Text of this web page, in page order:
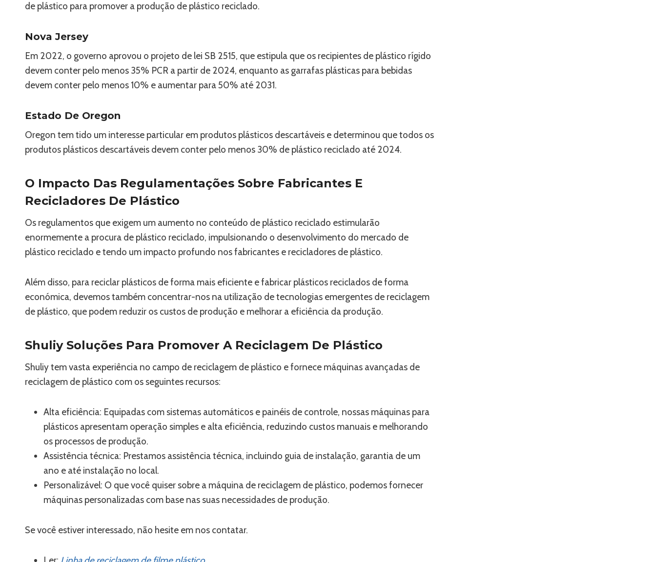
de plástico para promover a produção de plástico reciclado.
Nova Jersey
Em 2022, o governo aprovou o projeto de lei SB 2515, que estipula que os recipientes de plástico rígido
devem conter pelo menos 35% PCR a partir de 2024, enquanto as garrafas plásticas para bebidas
devem conter pelo menos 10% e aumentar para 50% até 2031.
Estado De Oregon
Oregon tem tido um interesse particular em produtos plásticos descartáveis ​​e determinou que todos os
produtos plásticos descartáveis ​​devem conter pelo menos 30% de plástico reciclado até 2024.
O Impacto Das Regulamentações Sobre Fabricantes E
Recicladores De Plástico
Os regulamentos que exigem um aumento no conteúdo de plástico reciclado estimularão
enormemente a procura de plástico reciclado, impulsionando o desenvolvimento do mercado de
plástico reciclado e tendo um impacto profundo nos fabricantes e recicladores de plástico.
Além disso, para reciclar plásticos de forma mais eficiente e fabricar plásticos reciclados de forma
económica, devemos também concentrar-nos na utilização de tecnologias emergentes de reciclagem
de plástico, que podem reduzir os custos de produção e melhorar a eficiência da produção.
Shuliy Soluções Para Promover A Reciclagem De Plástico
Shuliy tem vasta experiência no campo de reciclagem de plástico e fornece máquinas avançadas de
reciclagem de plástico com os seguintes recursos:
Alta eficiência: Equipadas com sistemas automáticos e painéis de controle, nossas máquinas para
plásticos apresentam operação simples e alta eficiência, reduzindo custos manuais e melhorando
os processos de produção.
Assistência técnica: Prestamos assistência técnica, incluindo guia de instalação, garantia de um
ano e até instalação no local.
Personalizável: O que você quiser sobre a máquina de reciclagem de plástico, podemos fornecer
máquinas personalizadas com base nas suas necessidades de produção.
Se você estiver interessado, não hesite em nos contatar.